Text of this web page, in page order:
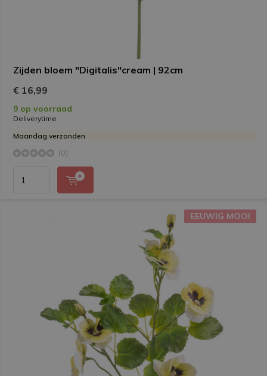
Zijden bloem "Digitalis"cream | 92cm
€ 16,99
9 op voorraad
Deliverytime
Maandag verzonden
(0)
EEUWIG MOOI